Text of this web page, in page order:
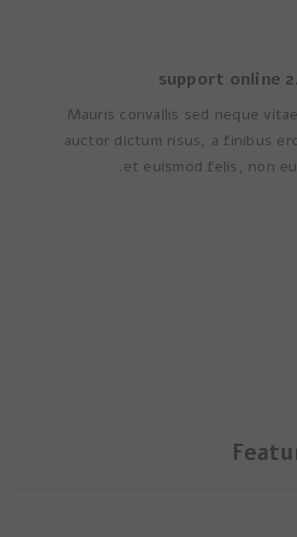
24/
Mauris convallis sed neque
auctor dictum risus, a finibus
et euismod felis, non